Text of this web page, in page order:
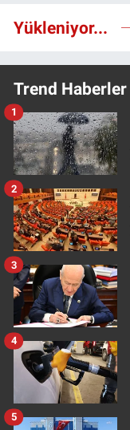
Yükleniyor...
Trend Haberler
1
2
3
4
5